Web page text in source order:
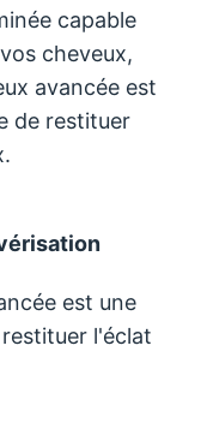
capable
cheveux,
avancée est
de restituer
est une
l'éclat